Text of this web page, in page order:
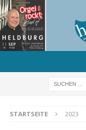
STARTSEITE 2023